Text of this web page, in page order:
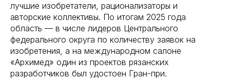
лучшие изобретатели, рационализаторы и
авторские коллективы. По итогам 2025 года
область — в числе лидеров Центрального
федерального округа по количеству заявок на
изобретения, а на международном салоне
«Архимед» один из проектов рязанских
разработчиков был удостоен Гран-при.